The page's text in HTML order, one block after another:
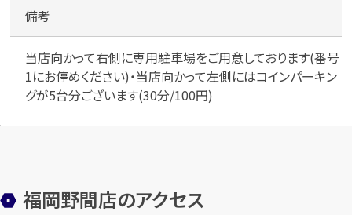
備考
当店向かって右側に専用駐車場をご用意しております(番号
1にお停めください)・当店向かって左側にはコインパーキン
グが5台分ございます(30分/100円)
福岡野間店のアクセス